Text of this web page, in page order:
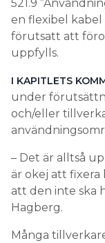
521.9
en flexibel kabel
förutsatt att
uppfylls.
I KAPITLETS
under
och/eller
– Det är alltså
är okej att
att den inte ska
Hagberg.
Många